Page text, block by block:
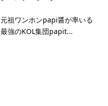
元祖ワンホンpapi醤が率いる
最強のKOL集団papit...